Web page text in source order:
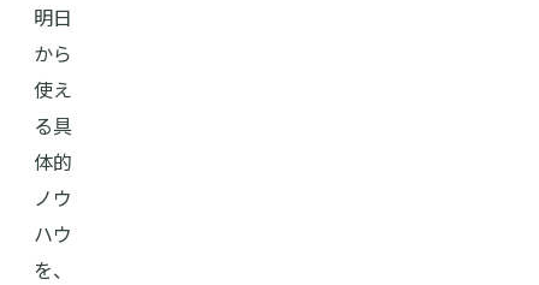
明日
から
使え
る具
体的
ノウ
ハウ
を、